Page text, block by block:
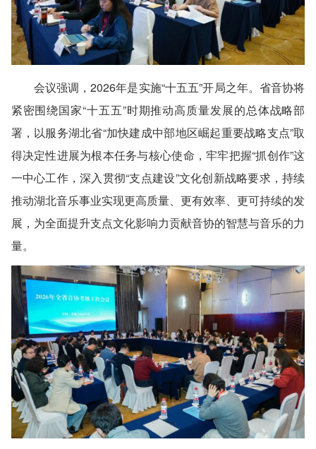
会议强调，2026年是实施“十五五”开局之年。省音协将
紧密围绕国家“十五五”时期推动高质量发展的总体战略部
署，以服务湖北省“加快建成中部地区崛起重要战略支点”取
得决定性进展为根本任务与核心使命，牢牢把握“抓创作”这
一中心工作，深入贯彻“支点建设”文化创新战略要求，持续
推动湖北音乐事业实现更高质量、更有效率、更可持续的发
展，为全面提升支点文化影响力贡献音协的智慧与音乐的力
量。